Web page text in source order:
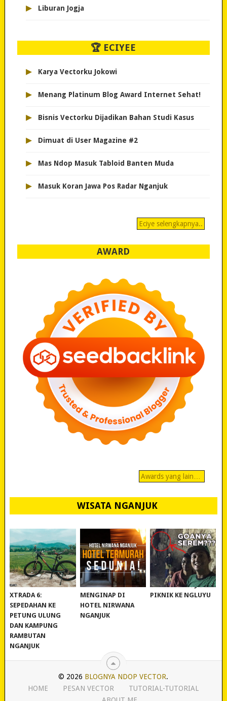
▸ Liburan Jogja
🏆 ECIYEE
▸ Karya Vectorku Jokowi
▸ Menang Platinum Blog Award Internet Sehat!
▸ Bisnis Vectorku Dijadikan Bahan Studi Kasus
▸ Dimuat di User Magazine #2
▸ Mas Ndop Masuk Tabloid Banten Muda
▸ Masuk Koran Jawa Pos Radar Nganjuk
Eciye selengkapnya..
AWARD
Awards yang lain…
WISATA NGANJUK
REVIEW POLYGON
XTRADA 6:
SEPEDAHAN KE
PETUNG ULUNG
DAN KAMPUNG
RAMBUTAN
NGANJUK
MURAH BANGET!
MENGINAP DI
HOTEL NIRWANA
NGANJUK
WISATA NGANJUK:
PIKNIK KE NGLUYU
© 2026 BLOGNYA NDOP VECTOR.
HOME
PESAN VECTOR
TUTORIAL-TUTORIAL